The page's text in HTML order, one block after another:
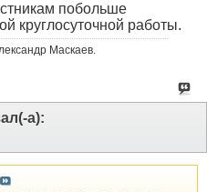
побольше
круглосуточной работы.
Маскаев.
а):